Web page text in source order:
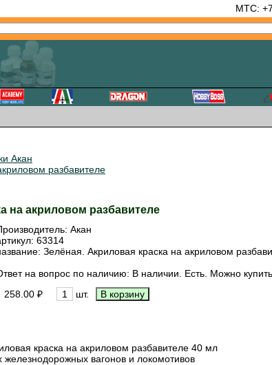
МТС:
Акан
разбавителе
на акриловом разбавителе
Акан
63314
Зелёная. Акриловая краска на акриловом
на вопрос по наличию: В наличии. Есть. Можно купить.
258.00 ₽
шт.
краска на акриловом разбавителе 40 мл
железнодорожных вагонов и локомотивов